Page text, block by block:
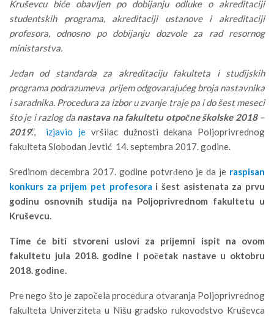
Kruševcu biće obavljen po dobijanju odluke o akreditaciji
studentskih programa, akreditaciji ustanove i akreditaciji
profesora, odnosno po dobijanju dozvole za rad resornog
ministarstva.
Jedan od standarda za akreditaciju fakulteta i studijskih
programa podrazumeva prijem odgovarajućeg broja nastavnika
i saradnika. Procedura za izbor u zvanje traje pa i do šest meseci
što je i razlog da nastava na fakultetu otpočne školske 2018 –
2019.”, izjavio je vršilac dužnosti dekana Poljoprivrednog
fakulteta Slobodan Jevtić 14. septembra 2017. godine.
Sredinom decembra 2017. godine potvrđeno je da je raspisan
konkurs za prijem pet profesora i šest asistenata za prvu
godinu osnovnih studija na Poljoprivrednom fakultetu u
Kruševcu.
Time će biti stvoreni uslovi za prijemni ispit na ovom
fakultetu jula 2018. godine i početak nastave u oktobru
2018. godine.
Pre nego što je započela procedura otvaranja Poljoprivrednog
fakulteta Univerziteta u Nišu gradsko rukovodstvo Kruševca